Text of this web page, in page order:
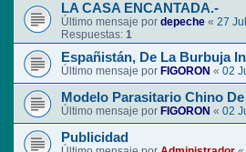
LA CASA ENCANTADA.-
Último mensaje por depeche « 27
Respuestas: 1
Españistán, De La Burbuja
Último mensaje por FIGORON « 02
Modelo Parasitario Chino
Último mensaje por FIGORON « 02
Publicidad